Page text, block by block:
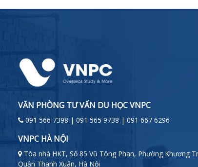
VĂN PHÒNG TƯ VẤN DU HỌC VNPC
091 566 7398 | 091 565 9738 | 091 667 6296
VNPC HÀ NỘI
Tòa nhà HKT, Số 85 Vũ Tông Phan, Phường Khương
Quận Thanh Xuân, Hà Nội